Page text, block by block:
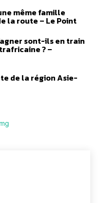
même famille
la route – Le Point
sont-ils en train
? –
de la région Asie-